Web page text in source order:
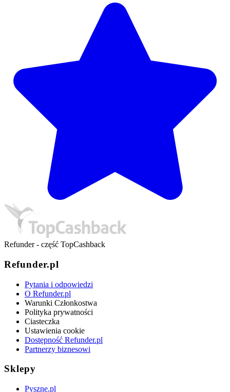
Refunder - część TopCashback
Refunder.pl
Pytania i odpowiedzi
O Refunder.pl
Warunki Członkostwa
Polityka prywatności
Ciasteczka
Ustawienia cookie
Dostępność Refunder.pl
Partnerzy biznesowi
Sklepy
Pyszne.pl